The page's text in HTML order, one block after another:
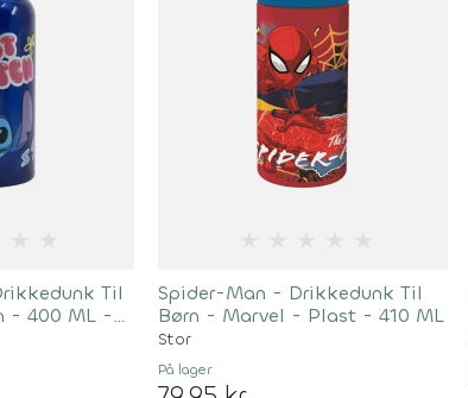
Til
- 400 ML -
Spider-Man - Drikkedunk Til
Børn - Marvel - Plast - 410 ML
Stor
På lager